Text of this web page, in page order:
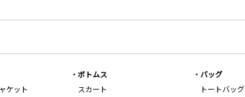
ケット
ボトムス
スカート
バッグ
トートバッグ